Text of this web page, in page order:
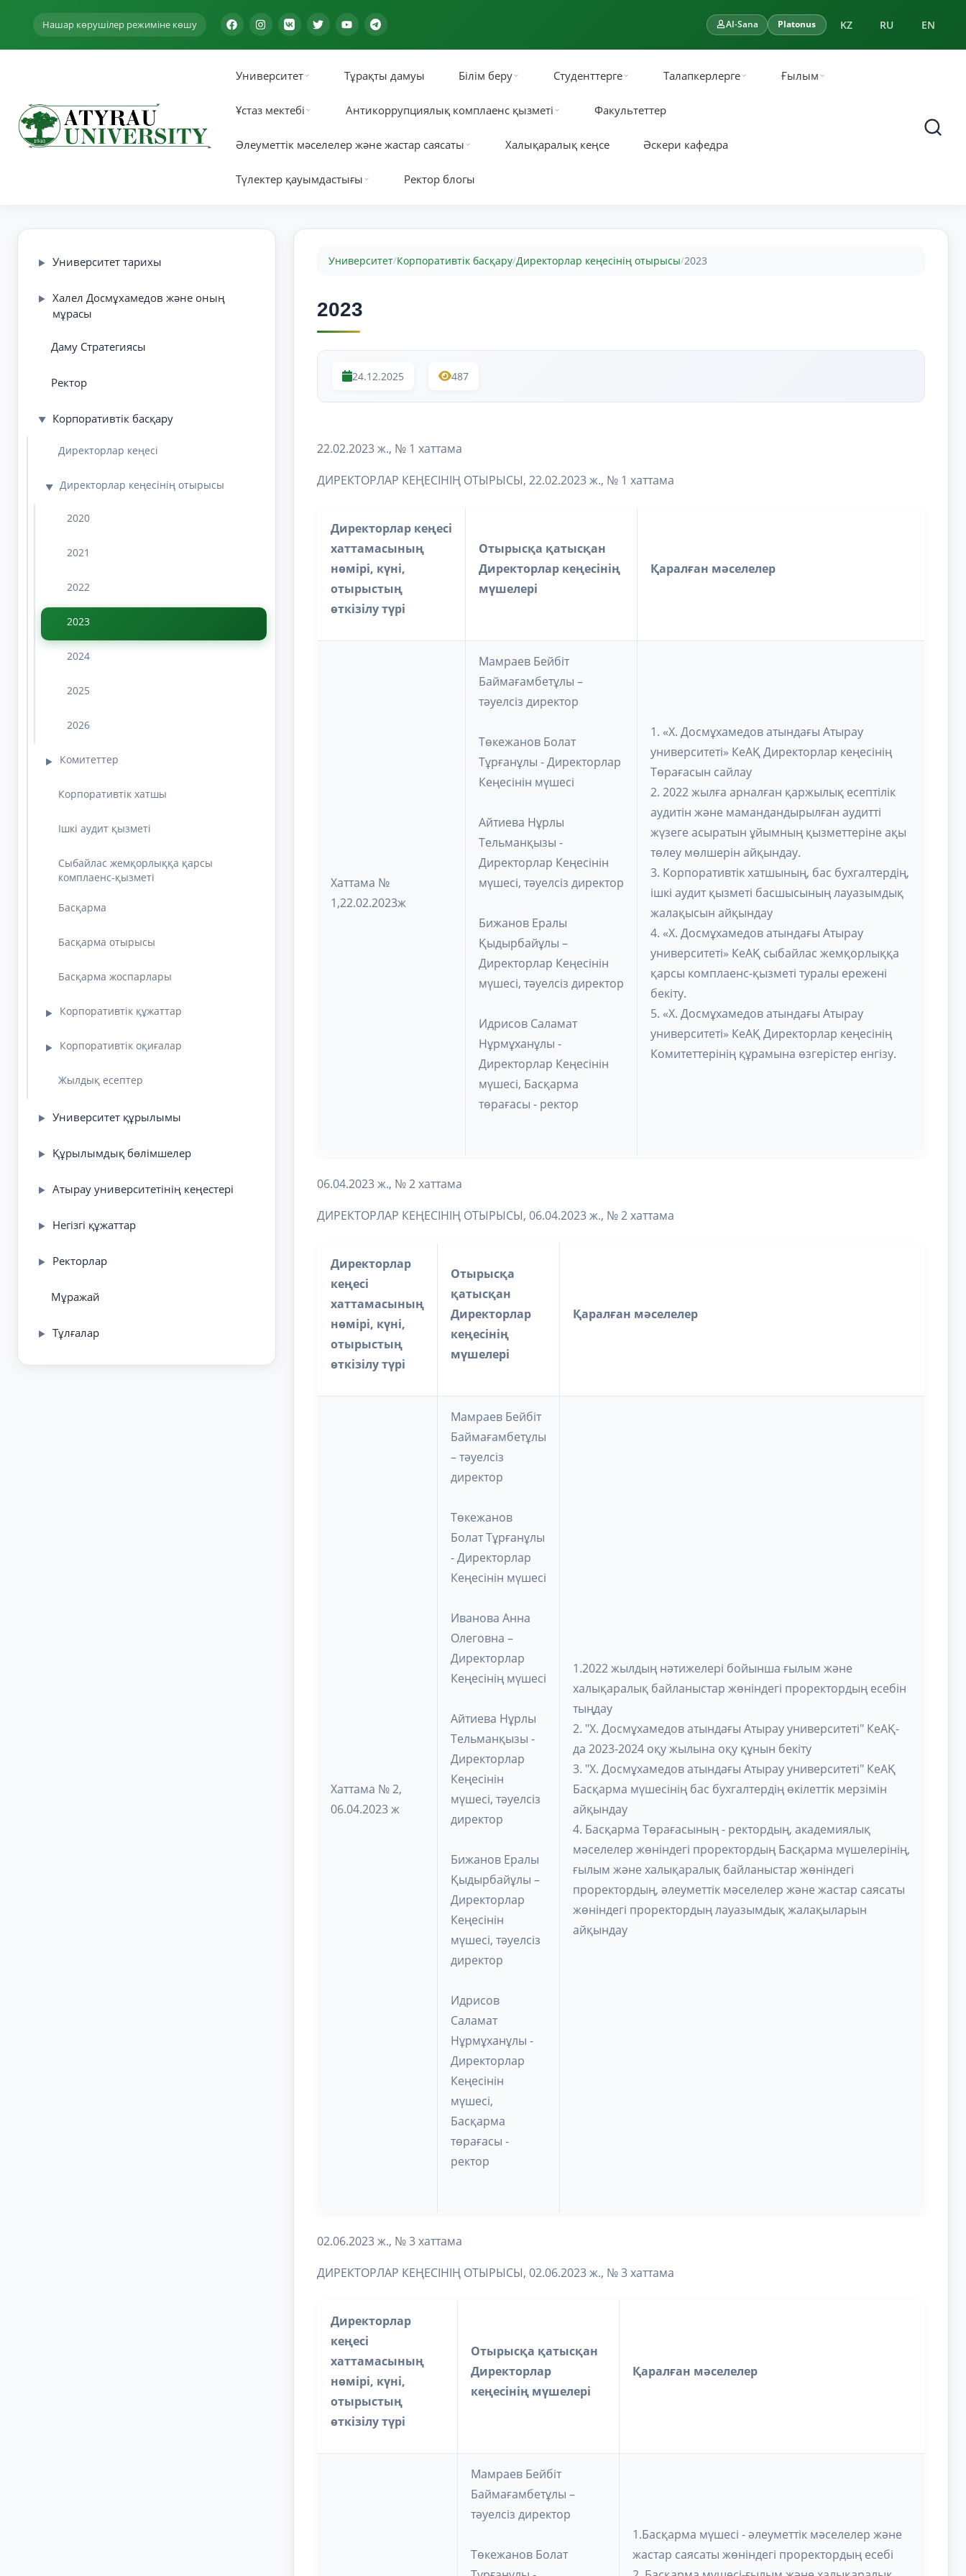
Нашар көрушілер режиміне көшу AI-Sana Platonus KZ RU EN
Университет Тұрақты дамуы Білім беру Студенттерге Талапкерлерге Ғылым
Ұстаз мектебі Антикоррупциялық комплаенс қызметі Факультеттер
Әлеуметтік мәселелер және жастар саясаты Халықаралық кеңсе Әскери кафедра
Түлектер қауымдастығы Ректор блогы
▶ Университет тарихы
▶
Халел Досмұхамедов және оның
мұрасы
Даму Стратегиясы
Ректор
▼ Корпоративтік басқару
Директорлар кеңесі
▼ Директорлар кеңесінің отырысы
2020
2021
2022
2023
2024
2025
2026
▶ Комитеттер
Корпоративтік хатшы
Ішкі аудит қызметі
Сыбайлас жемқорлыққа қарсы
комплаенс-қызметі
Басқарма
Басқарма отырысы
Басқарма жоспарлары
▶ Корпоративтік құжаттар
▶ Корпоративтік оқиғалар
Жылдық есептер
▶ Университет құрылымы
▶ Құрылымдық бөлімшелер
▶ Атырау университетінің кеңестері
▶ Негізгі құжаттар
▶ Ректорлар
Мұражай
▶ Тұлғалар
Университет/Корпоративтік басқару/Директорлар кеңесінің отырысы/2023
2023
24.12.2025 487
22.02.2023 ж., № 1 хаттама
ДИРЕКТОРЛАР КЕҢЕСІНІҢ ОТЫРЫСЫ, 22.02.2023 ж., № 1 хаттама
Директорлар кеңесі
хаттамасының
нөмірі, күні,
отырыстың
өткізілу түрі
Отырысқа қатысқан
Директорлар кеңесінің
мүшелері
Қаралған мәселелер
Хаттама №
1,22.02.2023ж
Мамраев Бейбіт
Баймағамбетұлы –
тәуелсіз директор
Төкежанов Болат
Тұрғанұлы - Директорлар
Кеңесінін мүшесі
Айтиева Нұрлы
Тельманқызы -
Директорлар Кеңесінін
мүшесі, тәуелсіз директор
Бижанов Ералы
Қыдырбайұлы –
Директорлар Кеңесінін
мүшесі, тәуелсіз директор
Идрисов Саламат
Нұрмұханұлы -
Директорлар Кеңесінін
мүшесі, Басқарма
төрағасы - ректор
1. «Х. Досмұхамедов атындағы Атырау
университеті» КеАҚ Директорлар кеңесінің
Төрағасын сайлау
2. 2022 жылға арналған қаржылық есептілік
аудитін және мамандандырылған аудитті
жүзеге асыратын ұйымның қызметтеріне ақы
төлеу мөлшерін айқындау.
3. Корпоративтік хатшының, бас бухгалтердің,
ішкі аудит қызметі басшысының лауазымдық
жалақысын айқындау
4. «Х. Досмұхамедов атындағы Атырау
университеті» КеАҚ сыбайлас жемқорлыққа
қарсы комплаенс-қызметі туралы ережені
бекіту.
5. «Х. Досмұхамедов атындағы Атырау
университеті» КеАҚ Директорлар кеңесінің
Комитеттерінің құрамына өзгерістер енгізу.
06.04.2023 ж., № 2 хаттама
ДИРЕКТОРЛАР КЕҢЕСІНІҢ ОТЫРЫСЫ, 06.04.2023 ж., № 2 хаттама
Директорлар
кеңесі
хаттамасының
нөмірі, күні,
отырыстың
өткізілу түрі
Отырысқа
қатысқан
Директорлар
кеңесінің
мүшелері
Қаралған мәселелер
Хаттама № 2,
06.04.2023 ж
Мамраев Бейбіт
Баймағамбетұлы
– тәуелсіз
директор
Төкежанов
Болат Тұрғанұлы
- Директорлар
Кеңесінін мүшесі
Иванова Анна
Олеговна –
Директорлар
Кеңесінің мүшесі
Айтиева Нұрлы
Тельманқызы -
Директорлар
Кеңесінін
мүшесі, тәуелсіз
директор
Бижанов Ералы
Қыдырбайұлы –
Директорлар
Кеңесінін
мүшесі, тәуелсіз
директор
Идрисов
Саламат
Нұрмұханұлы -
Директорлар
Кеңесінін
мүшесі,
Басқарма
төрағасы -
ректор
1.2022 жылдың нәтижелері бойынша ғылым және
халықаралық байланыстар жөніндегі проректордың есебін
тыңдау
2. "Х. Досмұхамедов атындағы Атырау университеті" КеАҚ-
да 2023-2024 оқу жылына оқу құнын бекіту
3. "Х. Досмұхамедов атындағы Атырау университеті" КеАҚ
Басқарма мүшесінің бас бухгалтердің өкілеттік мерзімін
айқындау
4. Басқарма Төрағасының - ректордың, академиялық
мәселелер жөніндегі проректордың Басқарма мүшелерінің,
ғылым және халықаралық байланыстар жөніндегі
проректордың, әлеуметтік мәселелер және жастар саясаты
жөніндегі проректордың лауазымдық жалақыларын
айқындау
02.06.2023 ж., № 3 хаттама
ДИРЕКТОРЛАР КЕҢЕСІНІҢ ОТЫРЫСЫ, 02.06.2023 ж., № 3 хаттама
Директорлар
кеңесі
хаттамасының
нөмірі, күні,
отырыстың
өткізілу түрі
Отырысқа қатысқан
Директорлар
кеңесінің мүшелері
Қаралған мәселелер
Мамраев Бейбіт
Баймағамбетұлы –
тәуелсіз директор
Төкежанов Болат
1.Басқарма мүшесі - әлеуметтік мәселелер және
жастар саясаты жөніндегі проректордың есебі